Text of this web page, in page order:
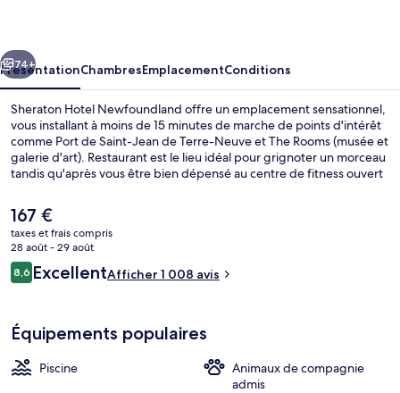
Suivant
74+
PrésentationChambresEmplacementConditions
Sheraton Hotel Newfoundland offre un emplacement sensationnel,
vous installant à moins de 15 minutes de marche de points d'intérêt
comme Port de Saint-Jean de Terre-Neuve et The Rooms (musée et
galerie d'art). Restaurant est le lieu idéal pour grignoter un morceau
tandis qu'après vous être bien dépensé au centre de fitness ouvert
luxe abrite en outre une piscine couverte, un bain à remous et une
terrasse. Les autres voyageurs ne tarissent pas d'éloges en ce qui
concerne le personnel attentionné et l'emplacement.
Le
prix
actuel
est
de
167 €
taxes et frais compris
28 août - 29 août
Avis
voyageurs
8,68,6 sur 10
ExcellentAfficher 1 008 avis
Équipements populaires
Piscine
Animaux de compagnie
admis